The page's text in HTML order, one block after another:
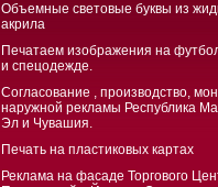
Объемные световые буквы из
акрила
Печатаем изображения на
и спецодежде.
Согласование , производство,
наружной рекламы Республика
Эл и Чувашия.
Печать на пластиковых картах
Реклама на фасаде Торгового